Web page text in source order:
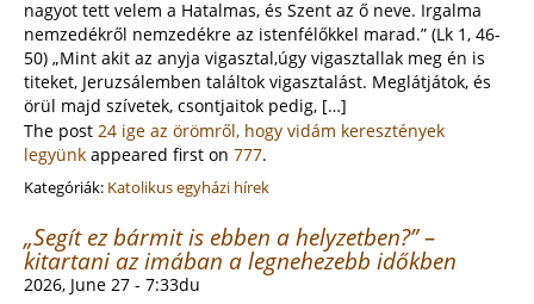
nagyot tett velem a Hatalmas, és Szent az ő neve. Irgalma
nemzedékről nemzedékre az istenfélőkkel marad.” (Lk 1, 46-
50) „Mint akit az anyja vigasztal,úgy vigasztallak meg én is
titeket, Jeruzsálemben találtok vigasztalást. Meglátjátok, és
örül majd szívetek, csontjaitok pedig, […]
The post 24 ige az örömről, hogy vidám keresztények
legyünk appeared first on 777.
Kategóriák: Katolikus egyházi hírek
„Segít ez bármit is ebben a helyzetben?” –
kitartani az imában a legnehezebb időkben
2026, June 27 - 7:33du